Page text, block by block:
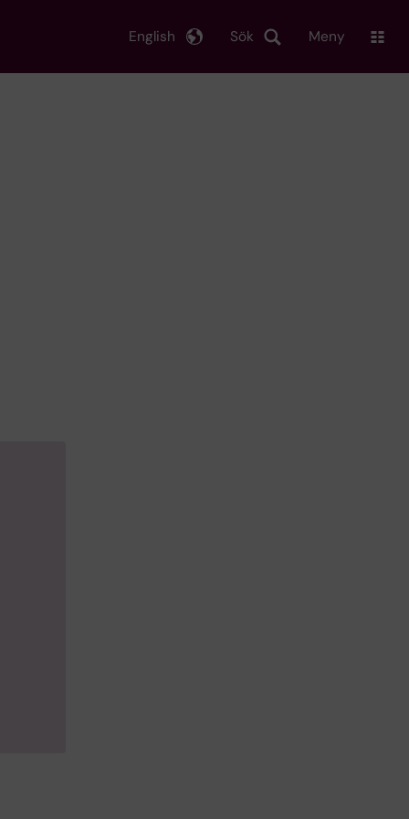
Sök
English Meny